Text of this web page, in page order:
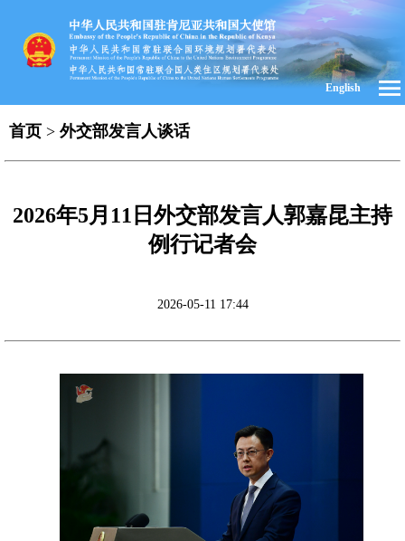
English
首页 > 外交部发言人谈话
2026年5月11日外交部发言人郭嘉昆主持
例行记者会
2026-05-11 17:44